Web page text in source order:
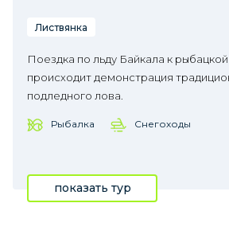
Листвянка
Поездка по льду Байкала к
происходит демонстрация
подледного лова.
Рыбалка Снегоходы
показать тур